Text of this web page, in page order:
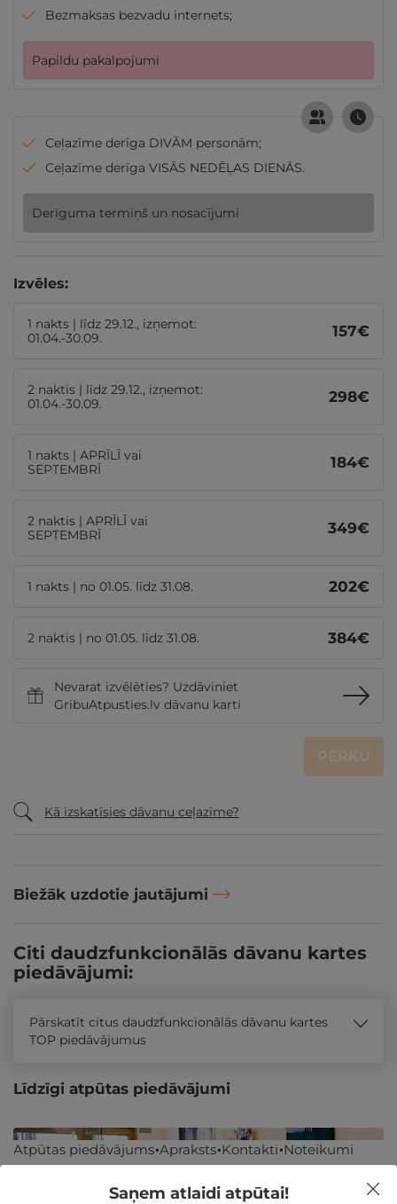
Bezmaksas bezvadu internets;
Papildu pakalpojumi
Ceļazīme derīga DIVĀM personām;
Ceļazīme derīga VISĀS NEDĒĻAS DIENĀS.
Derīguma termiņš un nosacījumi
Izvēles:
1 nakts | līdz 29.12., izņemot:
01.04.-30.09.
157€
2 naktis | līdz 29.12., izņemot:
01.04.-30.09.
298€
1 nakts | APRĪLĪ vai
SEPTEMBRĪ
184€
2 naktis | APRĪLĪ vai
SEPTEMBRĪ
349€
1 nakts | no 01.05. līdz 31.08. 202€
2 naktis | no 01.05. līdz 31.08. 384€
Nevarat izvēlēties? Uzdāviniet
GribuAtpusties.lv dāvanu karti
PĒRKU
Kā izskatīsies dāvanu ceļazīme?
Biežāk uzdotie jautājumi
Atpūtas piedāvājums Apraksts Kontakti Noteikumi
Citi daudzfunkcionālās dāvanu kartes
piedāvājumi:
Pārskatīt citus daudzfunkcionālās dāvanu kartes
TOP piedāvājumus
Līdzīgi atpūtas piedāvājumi
Saņem atlaidi atpūtai!